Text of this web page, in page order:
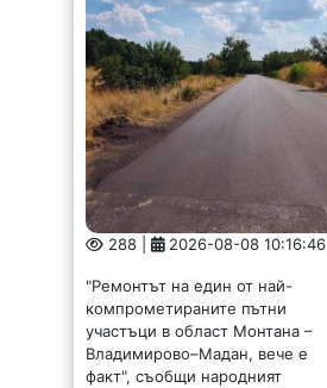
288 | 2026-08-08 10:16:46
"Ремонтът на един от най-
компрометираните пътни
участъци в област Монтана –
Владимирово–Мадан, вече е
факт", съобщи народният